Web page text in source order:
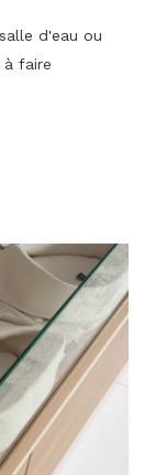
d'eau ou
à faire